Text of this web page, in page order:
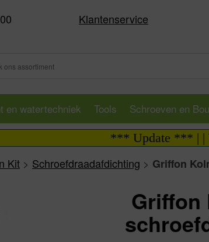
Klantenservice
en watertechniek Tools Schroeven en
*** Update *** | | Wij
Kit > Schroefdraadafdichting > Griffon
Griffon